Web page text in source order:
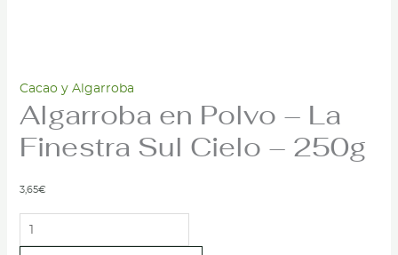
Cacao y Algarroba
Algarroba en Polvo – La
Finestra Sul Cielo – 250g
3,65€
Algarroba
en